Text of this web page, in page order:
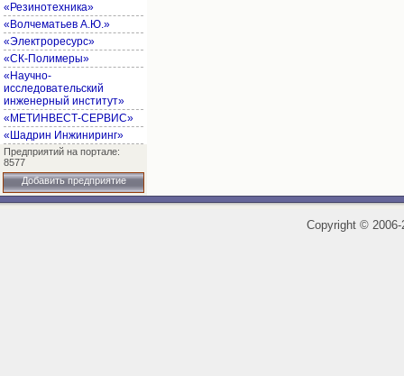
«Резинотехника»
«Волчематьев А.Ю.»
«Электроресурс»
«СК-Полимеры»
«Научно-
исследовательский
инженерный институт»
«МЕТИНВЕСТ-СЕРВИС»
«Шадрин Инжиниринг»
Предприятий на портале:
8577
Добавить предприятие
Copyright ©